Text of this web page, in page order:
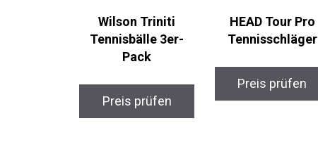
Wilson Triniti
Tennisbälle 3er-
Pack
Preis prüfen
HEAD Tour Pro
Tennisschläger
Preis prüfen